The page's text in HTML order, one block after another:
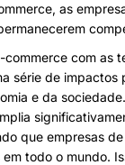
as
com as
série de impactos
e da
que empresas
todo o mundo.